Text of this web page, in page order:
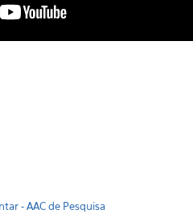
- AAC de Pesquisa